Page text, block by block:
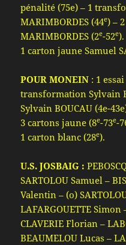
pénalité (75e) – 1
MARIMBORDES (44e) –
MARIMBORDES (2e-52e).
1 carton jaune Samuel
POUR MONEIN : 1
transformation Sylvain
Sylvain BOUCAU (4e-
3 cartons jaune (8e-73e-
1 carton blanc (28e).
U.S. JOSBAIG :
SARTOLOU Samuel –
Valentin – (o)
LAFARGOUETTE Simon
CLAVERIE Florian –
BEAUMELOU Lucas –